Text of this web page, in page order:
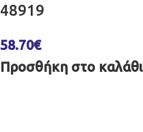
48919
58.70€
Προσθήκη στο καλάθι